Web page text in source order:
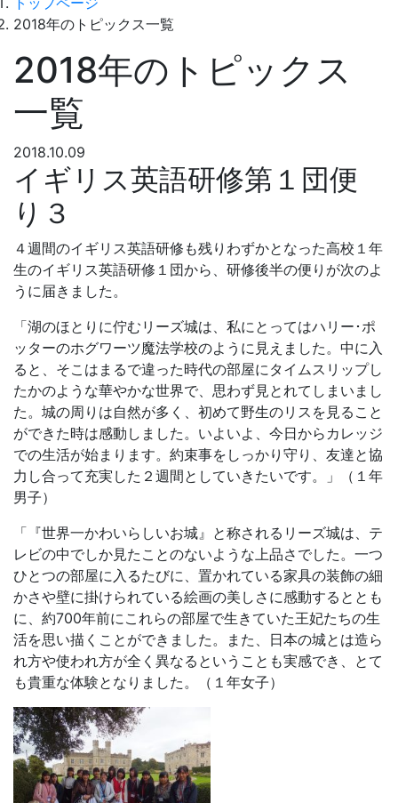
2018年のトピックス一覧
2018年のトピックス
一覧
2018.10.09
イギリス英語研修第１団便
り３
４週間のイギリス英語研修も残りわずかとなった高校１年
生のイギリス英語研修１団から、研修後半の便りが次のよ
うに届きました。
「湖のほとりに佇むリーズ城は、私にとってはハリー･ポ
ッターのホグワーツ魔法学校のように見えました。中に入
ると、そこはまるで違った時代の部屋にタイムスリップし
たかのような華やかな世界で、思わず見とれてしまいまし
た。城の周りは自然が多く、初めて野生のリスを見ること
ができた時は感動しました。いよいよ、今日からカレッジ
での生活が始まります。約束事をしっかり守り、友達と協
力し合って充実した２週間としていきたいです。」（１年
男子）
「『世界一かわいらしいお城』と称されるリーズ城は、テ
レビの中でしか見たことのないような上品さでした。一つ
ひとつの部屋に入るたびに、置かれている家具の装飾の細
かさや壁に掛けられている絵画の美しさに感動するととも
に、約700年前にこれらの部屋で生きていた王妃たちの生
活を思い描くことができました。また、日本の城とは造ら
れ方や使われ方が全く異なるということも実感でき、とて
も貴重な体験となりました。（１年女子）